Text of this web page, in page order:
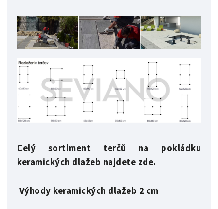
Celý sortiment terčů na pokládku
keramických dlažeb najdete zde.
Výhody keramických dlažeb 2 cm